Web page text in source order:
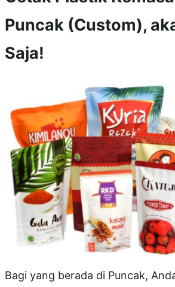
Puncak (Custom),
Saja!
Bagi yang berada di Puncak,